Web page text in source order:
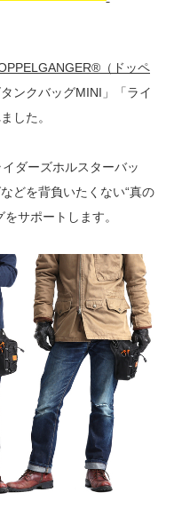
（ドッペ
ンクバッグMINI」「ライ
した。
ダーズホルスターバッ
どを背負いたくない“真の
サポートします。